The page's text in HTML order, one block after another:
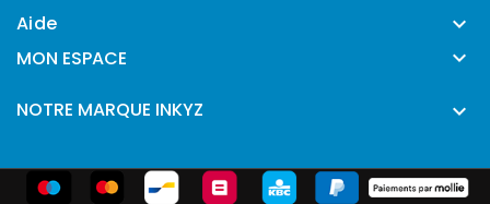
Aide 
MON ESPACE 
NOTRE MARQUE INKYZ 